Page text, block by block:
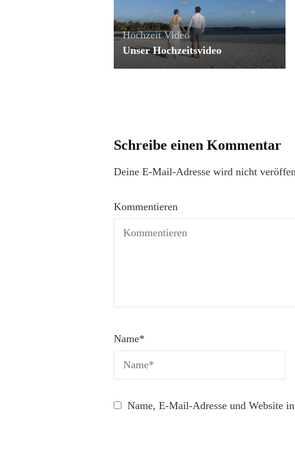
Hochzeit Video
Unser Hochzeitsvideo
Schreibe einen Kommentar
Deine E-Mail-Adresse wird nicht
Kommentieren
Name*
Name, E-Mail-Adresse und Website